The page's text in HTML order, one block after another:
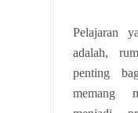
Pelajaran
adalah,
penting
memang